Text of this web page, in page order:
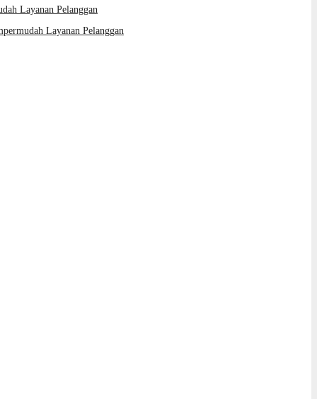
Layanan Pelanggan
Layanan Pelanggan